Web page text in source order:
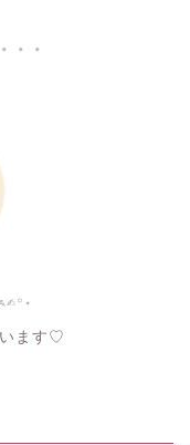
ます♡